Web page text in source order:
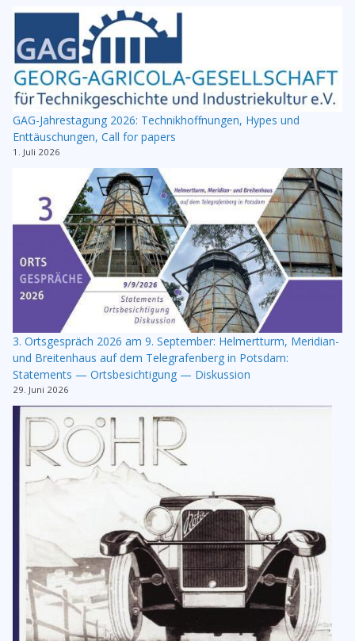
GAG-Jahrestagung 2026: Technikhoffnungen, Hypes und
Enttäuschungen, Call for papers
1. Juli 2026
3. Ortsgespräch 2026 am 9. September: Helmertturm, Meridian-
und Breitenhaus auf dem Telegrafenberg in Potsdam:
Statements — Ortsbesichtigung — Diskussion
29. Juni 2026